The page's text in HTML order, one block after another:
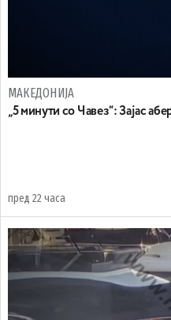
МАКЕДОНИЈА
„5 минути со Чавез“: Зајас
пред 22 часа